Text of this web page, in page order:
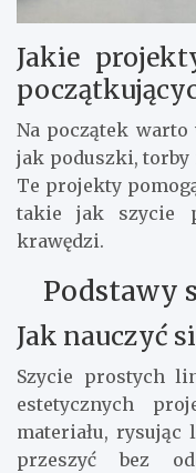
Jakie
Na początek
jak poduszki, torby
Te projekty
takie jak szycie
krawędzi.
Podstawy
Jak nauczyć
Szycie prostych
estetycznych
materiału,
przeszyć bez